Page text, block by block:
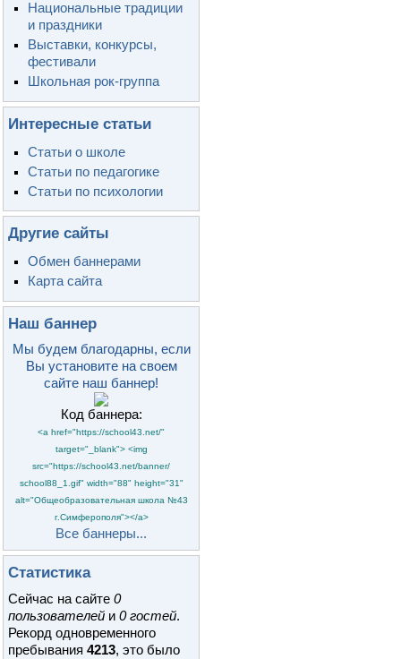
Национальные традиции
и праздники
Выставки, конкурсы,
фестивали
Школьная рок-группа
Интересные статьи
Статьи о школе
Статьи по педагогике
Статьи по психологии
Другие сайты
Обмен баннерами
Карта сайта
Наш баннер
Мы будем благодарны, если
Вы установите на своем
сайте наш баннер!
Код баннера:
<a href="https://school43.net/"
target="_blank"> <img
src="https://school43.net/banner/
school88_1.gif" width="88" height="31"
alt="Общеобразовательная школа №43
г.Симферополя"></a>
Все баннеры...
Статистика
Сейчас на сайте 0
пользователей и 0 гостей.
Рекорд одновременного
пребывания 4213, это было